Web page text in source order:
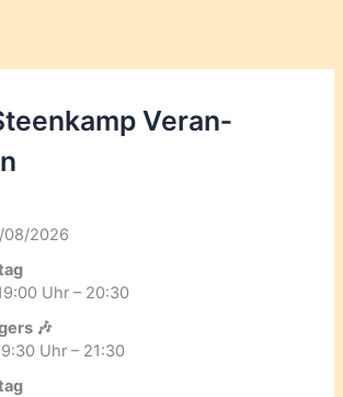
Veran­
08/2026
Uhr – 20:30
🎶
Uhr – 21:30